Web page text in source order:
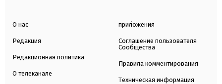
О нас
Редакция
Редакционная политика
О телеканале
приложения
Соглашение пользователя
Сообщества
Правила комментирования
Техническая информация